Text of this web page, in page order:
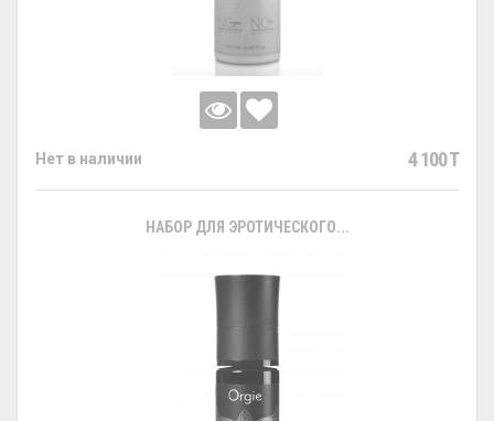
Нет в наличии 4 100 T
НАБОР ДЛЯ ЭРОТИЧЕСКОГО...